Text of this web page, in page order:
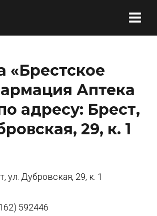
«Брестское
Аптека
адресу: Брест,
29, к. 1
ул. Дубровская, 29, к. 1
592446